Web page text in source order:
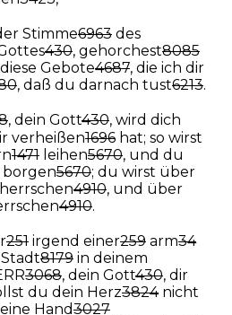
Stimme6963 des
430, gehorchest8085
Gebote4687, die ich dir
, daß du darnach tust6213.
, dein Gott430, wird dich
verheißen1696 hat; so wirst
1471 leihen5670, und du
borgen5670; du wirst über
herrschen4910, und über
4910.
251 irgend einer259 arm34
8179 in deinem
3068, dein Gott430, dir
du dein Herz3824nicht
Hand3027